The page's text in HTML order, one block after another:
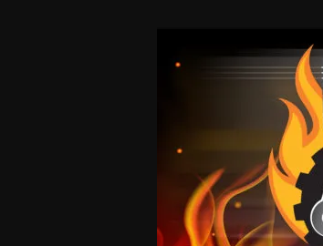
De meest